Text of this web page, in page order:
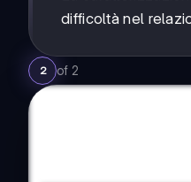
difficoltà nel
2 of 2